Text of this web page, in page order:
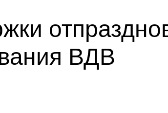
ВДВ